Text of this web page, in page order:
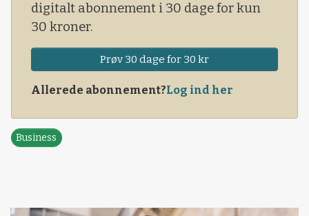
digitalt abonnement i 30 dage for kun
30 kroner.
Prøv 30 dage for 30 kr
Allerede abonnement?Log ind her
Business